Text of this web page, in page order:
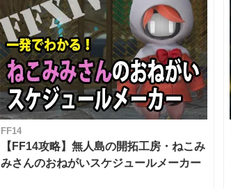
FF14
【FF14攻略】無人島の開拓工房・ねこみ
みさんのおねがいスケジュールメーカー